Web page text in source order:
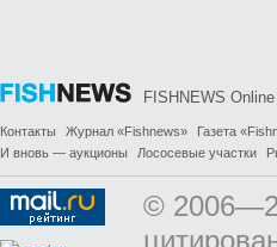
FISHNEWS Online
Контакты Журнал «Fishnews» Газета
И вновь — аукционы
Лососевые участки
©